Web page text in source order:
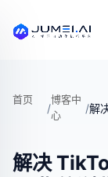
首页
/
博客中
心
/
解决